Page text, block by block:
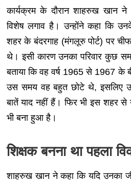
कार्यक्रम के दौरान शाहरुख खान
विशेष लगाव है। उन्होंने कहा कि
शहर के बंदरगाह (मंगलूरु पोर्ट) पर
थे। इसी कारण उनका परिवार कुछ
बताया कि वह वर्ष 1965 से 1967 के
उस समय वह बहुत छोटे थे, इसलिए
बातें याद नहीं हैं। फिर भी इस शहर से
भी बना हुआ है।
शिक्षक बनना था पहला
शाहरुख खान ने कहा कि यदि उनका